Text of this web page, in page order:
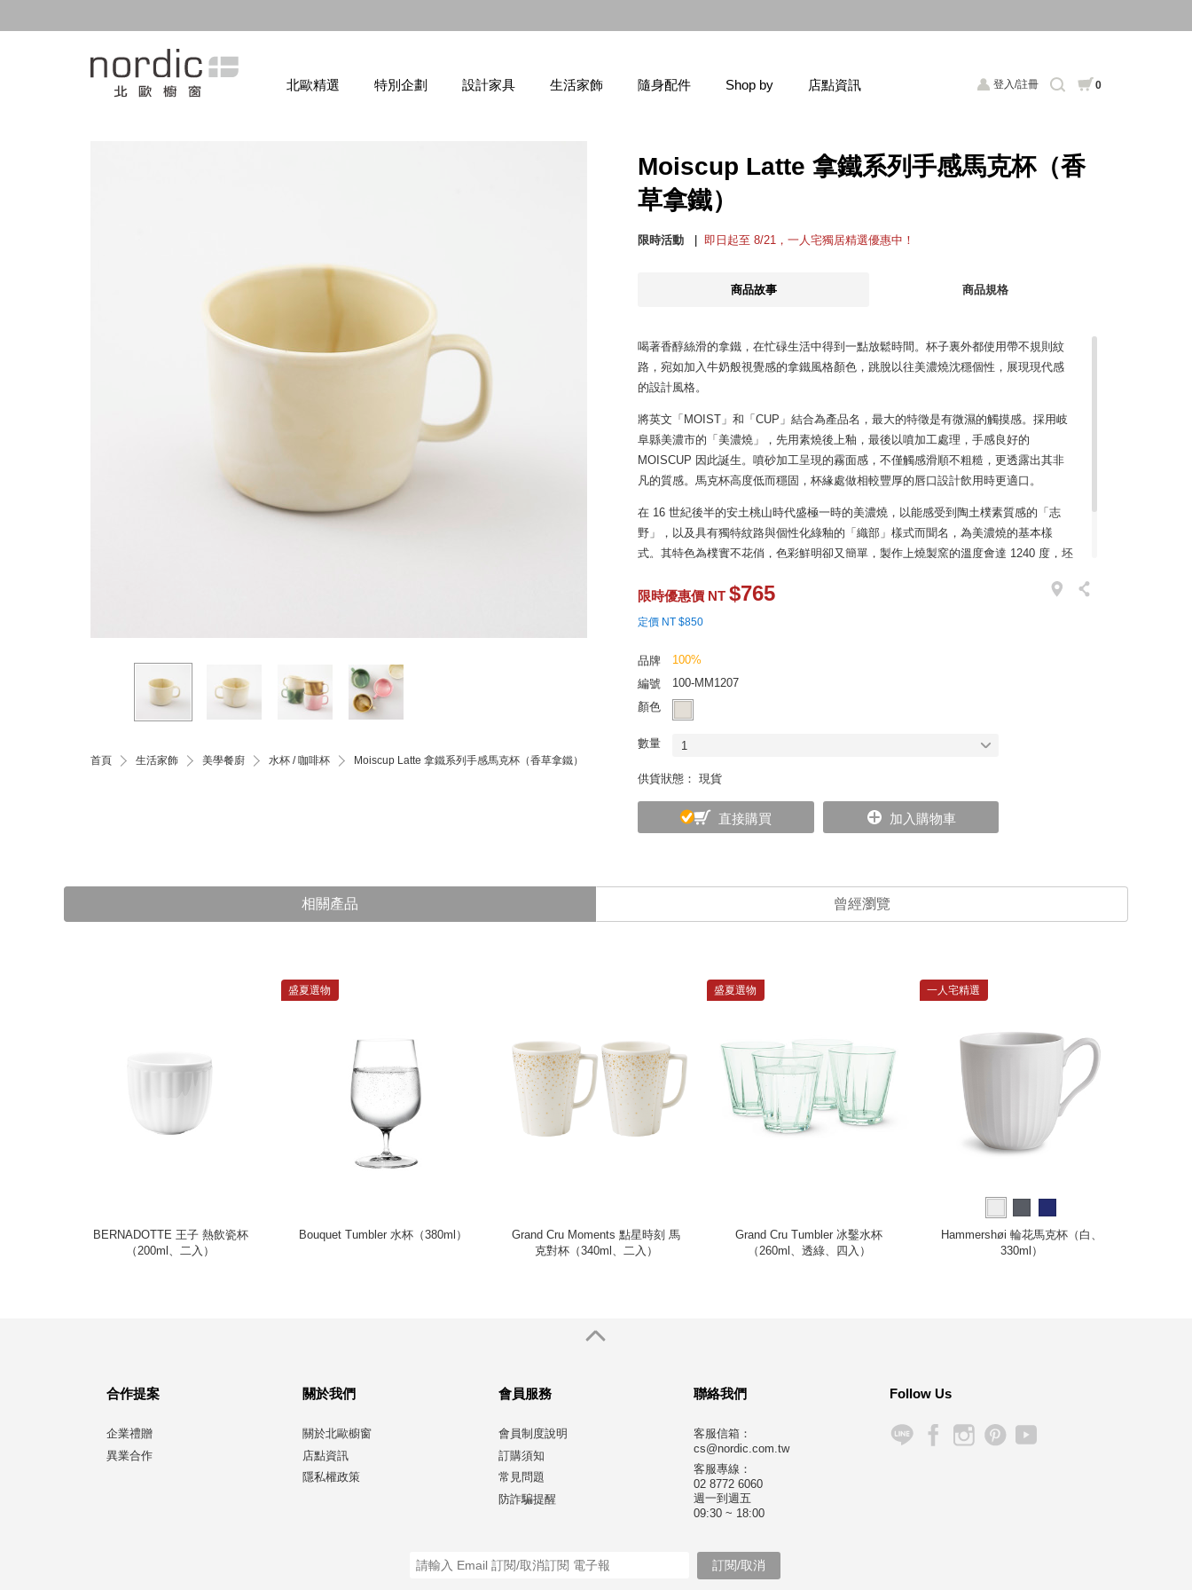
登入/註冊 0
北歐精選 特別企劃 設計家具 生活家飾 隨身配件 Shop by 店點資訊
首頁 生活家飾 美學餐廚 水杯 / 咖啡杯 Moiscup Latte 拿鐵系列手感馬克杯（香草拿鐵）
Moiscup Latte 拿鐵系列手感馬克杯（香
草拿鐵）
限時活動 即日起至 8/21，一人宅獨居精選優惠中！
商品故事 商品規格
喝著香醇絲滑的拿鐵，在忙碌生活中得到一點放鬆時間。杯子裏外都使用帶不規則紋
路，宛如加入牛奶般視覺感的拿鐵風格顏色，跳脫以往美濃燒沈穩個性，展現現代感
的設計風格。
將英文「MOIST」和「CUP」結合為產品名，最大的特徵是有微濕的觸摸感。採用岐
阜縣美濃市的「美濃燒」，先用素燒後上釉，最後以噴加工處理，手感良好的
MOISCUP 因此誕生。噴砂加工呈現的霧面感，不僅觸感滑順不粗糙，更透露出其非
凡的質感。馬克杯高度低而穩固，杯緣處做相較豐厚的唇口設計飲用時更適口。
在 16 世紀後半的安土桃山時代盛極一時的美濃燒，以能感受到陶土樸素質感的「志
野」，以及具有獨特紋路與個性化綠釉的「織部」樣式而聞名，為美濃燒的基本樣
式。其特色為樸實不花俏，色彩鮮明卻又簡單，製作上燒製窯的溫度會達 1240 度，坯
濃燒十分符合現代環保綠色理念，被認為是日本最優秀的陶瓷之一。
限時優惠價 NT $765
定價 NT $850
品牌
100%
編號
100-MM1207
顏色
數量 1
供貨狀態： 現貨
直接購買 加入購物車
相關產品 曾經瀏覽
BERNADOTTE 王子 熱飲瓷杯
（200ml、二入）
盛夏選物
Bouquet Tumbler 水杯（380ml）
Grand Cru Moments 點星時刻 馬
克對杯（340ml、二入）
盛夏選物
Grand Cru Tumbler 冰鑿水杯
（260ml、透綠、四入）
一人宅精選
Hammershøi 輪花馬克杯（白、
330ml）
合作提案
企業禮贈
異業合作
關於我們
關於北歐櫥窗
店點資訊
隱私權政策
會員服務
會員制度說明
訂購須知
常見問題
防詐騙提醒
聯絡我們
客服信箱：
cs@nordic.com.tw
客服專線：
02 8772 6060
週一到週五
09:30 ~ 18:00
Follow Us